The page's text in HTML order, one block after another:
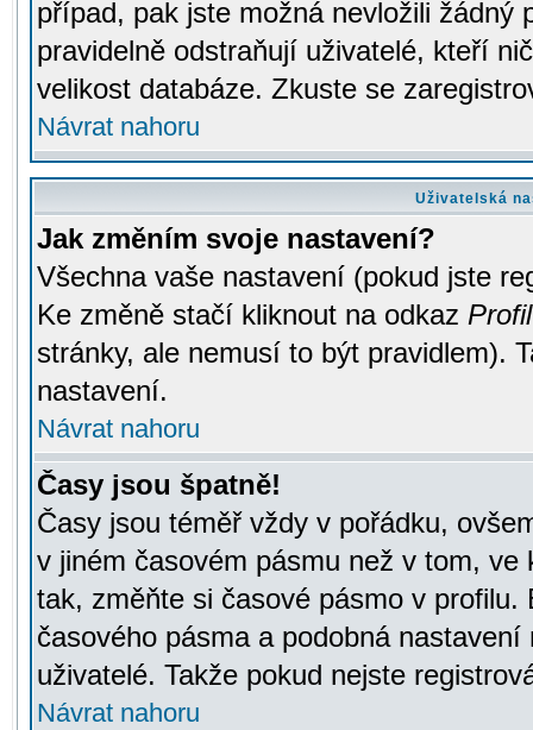
případ, pak jste možná nevložili žádný
pravidelně odstraňují uživatelé, kteří
velikost databáze. Zkuste se
Návrat nahoru
Uživatelská
Jak změním svoje nastavení?
Všechna vaše nastavení (pokud jste
Ke změně stačí kliknout na odkaz Profil
stránky, ale nemusí to být pravidlem).
nastavení.
Návrat nahoru
Časy jsou špatně!
Časy jsou téměř vždy v pořádku,
v jiném časovém pásmu než v tom,
tak, změňte si časové pásmo v
časového pásma a podobná
uživatelé. Takže pokud nejste
Návrat nahoru